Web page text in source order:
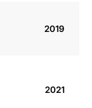
2019
2021